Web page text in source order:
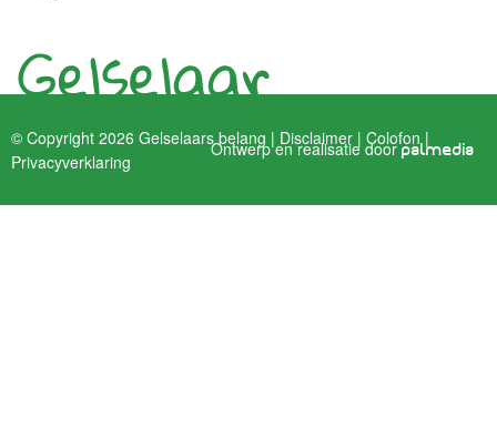
© Copyright 2026 Gelselaars belang | Disclaimer| Colofon |
Privacyverklaring
Ontwerp en realisatie doorpalmedia